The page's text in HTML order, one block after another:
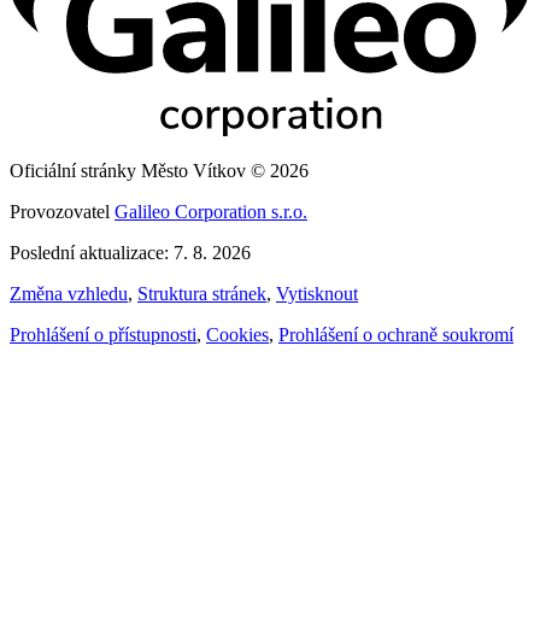
Oficiální stránky Město Vítkov © 2026
Provozovatel Galileo Corporation s.r.o.
Poslední aktualizace: 7. 8. 2026
Změna vzhledu, Struktura stránek, Vytisknout
Prohlášení o přístupnosti, Cookies, Prohlášení o ochraně soukromí